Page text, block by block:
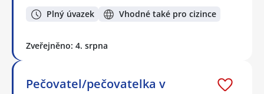
Plný úvazek Vhodné také pro cizince
Zveřejněno: 4. srpna
Pečovatel/pečovatelka v